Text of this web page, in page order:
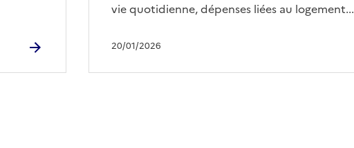
20/01/2026
vie quotidienne, dépenses liées au logement...